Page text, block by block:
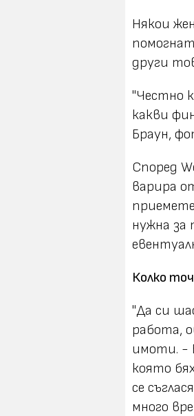
Някои
други
"Честно
какви
Браун,
Според
варира
нужна за
Колко
"Да си
работа,
имоти. -
която
се
много